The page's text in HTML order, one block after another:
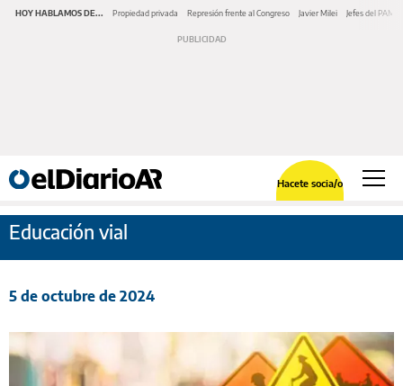
HOY HABLAMOS DE... Propiedad privada Represión frente al Congreso Javier Milei Jefes del PAMI
Hacete socia/o
Educación vial
5 de octubre de 2024